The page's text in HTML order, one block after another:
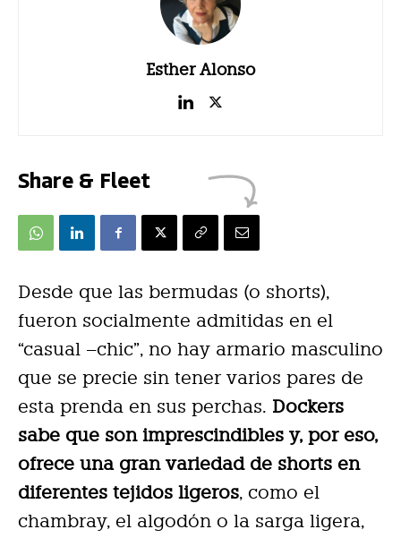
Esther Alonso
Share & Fleet
Desde que las bermudas (o shorts),
fueron socialmente admitidas en el
“casual –chic”, no hay armario masculino
que se precie sin tener varios pares de
esta prenda en sus perchas. Dockers
sabe que son imprescindibles y, por eso,
ofrece una gran variedad de shorts en
diferentes tejidos ligeros, como el
chambray, el algodón o la sarga ligera,